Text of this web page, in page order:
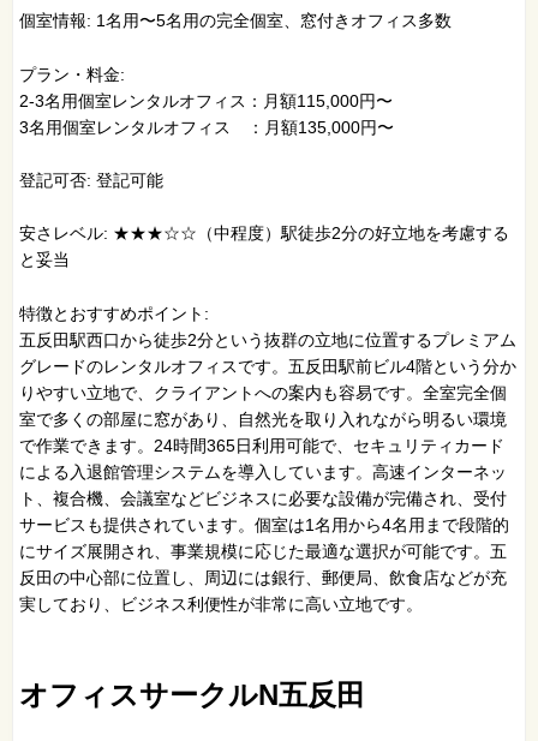
個室情報: 1名用〜5名用の完全個室、窓付きオフィス多数
プラン・料金:
2-3名用個室レンタルオフィス：月額115,000円〜
3名用個室レンタルオフィス ：月額135,000円〜
登記可否: 登記可能
安さレベル: ★★★☆☆（中程度）駅徒歩2分の好立地を考慮する
と妥当
特徴とおすすめポイント:
五反田駅西口から徒歩2分という抜群の立地に位置するプレミアム
グレードのレンタルオフィスです。五反田駅前ビル4階という分か
りやすい立地で、クライアントへの案内も容易です。全室完全個
室で多くの部屋に窓があり、自然光を取り入れながら明るい環境
で作業できます。24時間365日利用可能で、セキュリティカード
による入退館管理システムを導入しています。高速インターネッ
ト、複合機、会議室などビジネスに必要な設備が完備され、受付
サービスも提供されています。個室は1名用から4名用まで段階的
にサイズ展開され、事業規模に応じた最適な選択が可能です。五
反田の中心部に位置し、周辺には銀行、郵便局、飲食店などが充
実しており、ビジネス利便性が非常に高い立地です。
オフィスサークルN五反田